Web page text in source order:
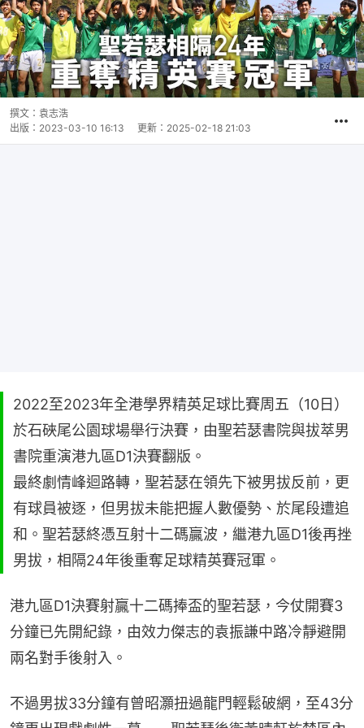
撰文： 袁志浩
出版： 2023-03-10 16:13 更新： 2025-02-18 21:03
2022至2023年全港學界精英足球比賽周五（10日）
於石硤尾公園球場舉行決賽，由聖若瑟書院與拔萃男
書院重演港九區D1決賽翻版。
最終劇情峰迴路轉，聖若瑟在領先下被男拔反前，更
有球員被逐，但男拔未能把握人數優勢、於尾段遭追
和。聖若瑟終憑互射十二碼贏波，繼港九區D1後再挫
男拔，相隔24年後重奪足球精英賽冠軍。
港九區D1決賽射贏十二碼捧盃的聖若瑟，今仗開賽3
分鐘已先開紀錄，由效力傑志的袁振謙中路冷靜避開
兩名對手後射入。
不過男拔33分鐘有曾昭灝扭過龍門輕鬆破網，至43分